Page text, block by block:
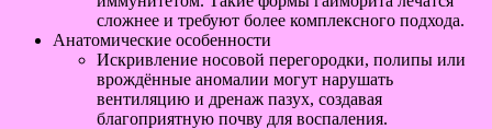
сложнее и требуют более комплексного подхода.
Анатомические особенности
Искривление носовой перегородки, полипы или
врождённые аномалии могут нарушать
вентиляцию и дренаж пазух, создавая
благоприятную почву для воспаления.